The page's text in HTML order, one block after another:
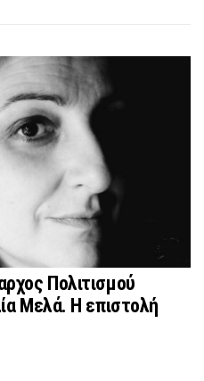
Πολιτισμού
Μελά. Η επιστολή